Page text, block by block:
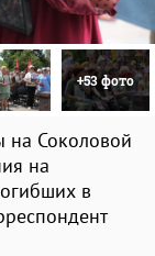
+53 фото
на Соколовой
на
в